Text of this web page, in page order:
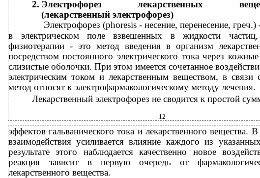
2. Электрофорез лекарственных
(лекарственный электрофорез)
Электрофорез (phoresis - несение, перенесение,
в
электрическом поле взвешенных в жидкости
физиотерапии - это метод введения в организм
посредством постоянного электрического тока через
слизистые оболочки. При этом имеется сочетанное
электрическим током и лекарственным веществом, в
метод относят к электрофармакологическому методу лечения.
Лекарственный электрофорез не сводится к простой
12
эффектов гальванического тока и лекарственного вещества. В
взаимодействия усиливается влияние каждого из
результате этого наблюдается качественно новое
реакция зависит в первую очередь от
лекарственного вещества.